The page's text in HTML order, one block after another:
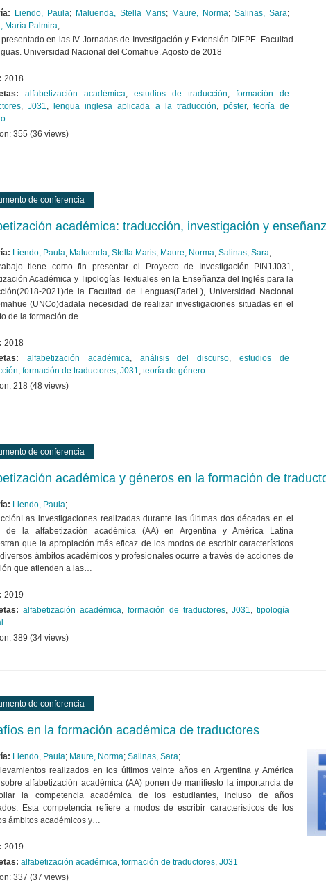
Liendo, Paula; Maluenda, Stella Maris; Maure, Norma;Salinas, Sara;
María Palmira;
presentado en las IV Jornadas de Investigación y Extensión DIEPE. Facultad
Universidad Nacional del Comahue. Agosto de 2018
2018
alfabetización académica, estudios de traducción, formación de
,J031, lengua inglesa aplicada a la traducción, póster, teoría de
355 (36 views)
de conferencia
académica: traducción, investigación y
Liendo, Paula; Maluenda, Stella Maris; Maure, Norma; Salinas, Sara;
tiene como fin presentar el Proyecto de Investigación PIN1J031,
Académica y Tipologías Textuales en la Enseñanza del Inglés para la
2021)de la Facultad de Lenguas(FadeL), Universidad Nacional
(UNCo)dadala necesidad de realizar investigaciones situadas en el
de la formación de…
2018
alfabetización académica, análisis del discurso,estudios de
, formación de traductores, J031, teoría de género
218 (48 views)
de conferencia
académica y géneros en la formación de
Liendo, Paula;
investigaciones realizadas durante las últimas dos décadas en el
de la alfabetización académica (AA) en Argentina y América Latina
que la apropiación más eficaz de los modos de escribir característicos
ámbitos académicos y profesionales ocurre a través de acciones de
que atienden a las…
2019
alfabetización académica, formación de traductores, J031, tipología
389 (34 views)
de conferencia
en la formación académica de traductores
Liendo, Paula; Maure, Norma; Salinas, Sara;
realizados en los últimos veinte años en Argentina y América
alfabetización académica (AA) ponen de manifiesto la importancia de
la competencia académica de los estudiantes, incluso de años
Esta competencia refiere a modos de escribir característicos de los
ámbitos académicos y…
2019
alfabetización académica, formación de traductores, J031
337 (37 views)